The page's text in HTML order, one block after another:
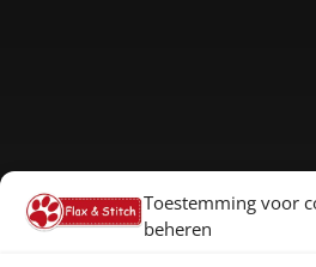
Toestemming voor
beheren